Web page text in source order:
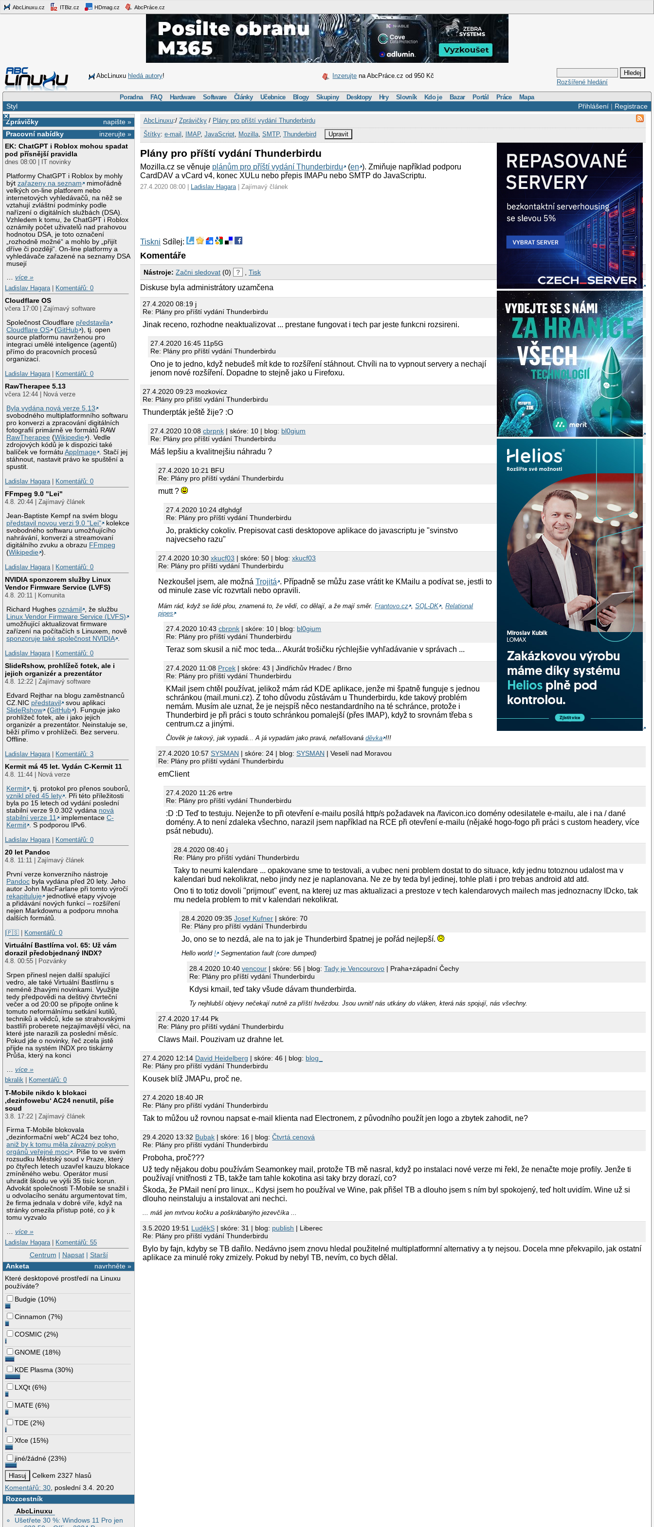
AbcLinuxu.cz ITBiz.cz HDmag.cz AbcPráce.cz
AbcLinuxu hledá autory! Inzerujte na AbcPráce.cz od 950 Kč
Rozšířené hledání
Poradna FAQ Hardware Software Články Učebnice Blogy Skupiny Desktopy Hry Slovník Kdo je Bazar Portál Práce Mapa
Přihlášení| Registrace
Styl
×
napište »
Zprávičky
inzerujte »
Pracovní nabídky
EK: ChatGPT i Roblox mohou spadat
pod přísnější pravidla
dnes 08:00 | IT novinky
Platformy ChatGPT i Roblox by mohly
býtzařazeny na seznam
mimořádně
velkých on-line platforem nebo
internetových vyhledávačů, na něž se
vztahují zvláštní podmínky podle
nařízení o digitálních službách (DSA).
Vzhledem k tomu, že ChatGPT i Roblox
oznámily počet uživatelů nad prahovou
hodnotou DSA, je toto označení
„rozhodně možné“ a mohlo by „přijít
dříve či později“. On-line platformy a
vyhledávače zařazené na seznamy DSA
musejí
…více »
Ladislav Hagara
Komentářů: 0
Cloudflare OS
včera 17:00 | Zajímavý software
Společnost Cloudflare představila
Cloudflare OS
(GitHub ), tj. open
source platformu navrženou pro
integraci umělé inteligence (agentů)
přímo do pracovních procesů
organizací.
Ladislav Hagara
Komentářů: 0
RawTherapee 5.13
včera 12:44 | Nová verze
Byla vydána nová verze 5.13
svobodného multiplatformního softwaru
pro konverzi a zpracování digitálních
fotografií primárně ve formátů RAW
RawTherapee (Wikipedie ). Vedle
zdrojových kódů je k dispozici také
balíček ve formátuAppImage . Stačí jej
stáhnout, nastavit právo ke spuštění a
spustit.
Ladislav Hagara
Komentářů: 0
FFmpeg 9.0 "Lei"
4.8. 20:44 | Zajímavý článek
Jean-Baptiste Kempf na svém blogu
představil novou verzi 9.0 "Lei"
kolekce
svobodného softwaru umožňujícího
nahrávání, konverzi a streamovaní
digitálního zvuku a obrazu FFmpeg
(Wikipedie ).
Ladislav Hagara
Komentářů: 0
NVIDIA sponzorem služby Linux
Vendor Firmware Service (LVFS)
4.8. 20:11 | Komunita
Richard Hughesoznámil
, že službu
Linux Vendor Firmware Service (LVFS)
umožňující aktualizovat firmware
zařízení na počítačích s Linuxem, nově
sponzoruje také společnost NVIDIA .
Ladislav Hagara | Komentářů: 0
SlideRshow, prohlížeč fotek, ale i
jejich organizér a prezentátor
4.8. 12:22 | Zajímavý software
Edvard Rejthar na blogu zaměstnanců
CZ.NIC představil
svou aplikaci
SlideRshow
(GitHub ). Funguje jako
prohlížeč fotek, ale i jako jejich
organizér a prezentátor. Neinstaluje se,
běží přímo v prohlížeči. Bez serveru.
Offline.
Ladislav Hagara | Komentářů: 3
Kermit má 45 let. Vydán C-Kermit 11
4.8. 11:44 | Nová verze
Kermit , tj. protokol pro přenos souborů,
vznikl před 45 lety . Při této příležitosti
byla po 15 letech od vydání poslední
stabilní verze 9.0.302 vydána nová
stabilní verze 11
implementaceC-
Kermit . S podporou IPv6.
Ladislav Hagara | Komentářů: 0
20 let Pandoc
4.8. 11:11 | Zajímavý článek
První verze konverzního nástroje
Pandoc byla vydána před 20 lety. Jeho
autor John MacFarlane při tomto výročí
rekapituluje
jednotlivé etapy vývoje
a přidávání nových funkcí – rozšíření
nejen Markdownu a podporu mnoha
dalších formátů.
|🇵🇸 | Komentářů: 0
Virtuální Bastlírna vol. 65: Už vám
dorazil předobjednaný INDX?
4.8. 00:55 | Pozvánky
Srpen přinesl nejen další spalující
vedro, ale také Virtuální Bastlírnu s
neméně žhavými novinkami. Využijte
tedy předpovědi na deštivý čtvrteční
večer a od 20:00 se připojte online k
tomuto neformálnímu setkání kutilů,
techniků a vědců, kde se strahovskými
bastlíři proberete nejzajímavější věci, na
které jste narazili za poslední měsíc.
Pokud jde o novinky, řeč zcela jistě
přijde na systém INDX pro tiskárny
Průša, který na konci
…více »
bkralik
Komentářů: 0
T-Mobile nikdo k blokaci
‚dezinfowebu‘ AC24 nenutil, píše
soud
3.8. 17:22 | Zajímavý článek
Firma T-Mobile blokovala
„dezinformační web“ AC24 bez toho,
aniž by k tomu měla závazný pokyn
orgánů veřejné moci . Píše to ve svém
rozsudku Městský soud v Praze, který
po čtyřech letech uzavřel kauzu blokace
zmíněného webu. Operátor musí
uhradit škodu ve výši 35 tisíc korun.
Advokát společnosti T-Mobile se snažil i
u odvolacího senátu argumentovat tím,
že firma jednala v dobré víře, když na
stránky omezila přístup poté, co ji k
tomu vyzvalo
…více »
Ladislav Hagara | Komentářů: 55
Centrum | Napsat| Starší
navrhněte »
Anketa
Které desktopové prostředí na Linuxu
používáte?
Budgie (10%)
Cinnamon (7%)
COSMIC (2%)
GNOME (18%)
KDE Plasma (30%)
LXQt (6%)
MATE (6%)
TDE (2%)
Xfce (15%)
jiné/žádné (23%)
Celkem 2327 hlasů
Komentářů: 30, poslední 3.4. 20:20
Rozcestník
AbcLinuxu
Ušetřete 30 %: Windows 11 Pro jen
AbcLinuxu:/ Zprávičky/ Plány pro příští vydání Thunderbirdu
Štítky: e-mail IMAP, JavaScript, Mozilla, SMTP, Thunderbird Upravit
Plány pro příští vydání Thunderbirdu
Mozilla.cz se věnuje plánům pro příští vydání Thunderbirdu (en ). Zmiňuje například podporu
CardDAV a vCard v4, konec XULu nebo přepis IMAPu nebo SMTP do JavaScriptu.
27.4.2020 08:00 | Ladislav Hagara| Zajímavý článek
Tiskni Sdílej:
Komentáře
Nástroje: Začni sledovat (0) ? Tisk
Diskuse byla administrátory uzamčena
27.4.2020 08:19 j
Re: Plány pro příští vydání Thunderbirdu
Jinak receno, rozhodne neaktualizovat ... prestane fungovat i tech par jeste funkcni rozsireni.
27.4.2020 16:45 11p5G
Re: Plány pro příští vydání Thunderbirdu
Ono je to jedno, když nebudeš mít kde to rozšíření stáhnout. Chvíli na to vypnout servery a nechají
jenom nové rozšíření. Dopadne to stejně jako u Firefoxu.
27.4.2020 09:23 mozkovicz
Re: Plány pro příští vydání Thunderbirdu
Thunderpták ještě žije? :O
27.4.2020 10:08cbrpnk | skóre: 10 | blog: bl0gium
Re: Plány pro příští vydání Thunderbirdu
Máš lepšiu a kvalitnejšiu náhradu ?
27.4.2020 10:21 BFU
Re: Plány pro příští vydání Thunderbirdu
mutt ?
27.4.2020 10:24 dfghdgf
Re: Plány pro příští vydání Thunderbirdu
Jo, prakticky cokoliv. Prepisovat casti desktopove aplikace do javascriptu je "svinstvo
najvecseho razu"
27.4.2020 10:30xkucf03 | skóre: 50 | blog:xkucf03
Re: Plány pro příští vydání Thunderbirdu
Nezkoušel jsem, ale možnáTrojitá . Případně se můžu zase vrátit ke KMailu a podívat se, jestli to
od minule zase víc rozvrtali nebo opravili.
Mám rád, když se lidé přou, znamená to, že vědí, co dělají, a že mají směr.Frantovo.cz ,SQL-DK ,Relational
pipes
27.4.2020 10:43cbrpnk | skóre: 10 | blog: bl0gium
Re: Plány pro příští vydání Thunderbirdu
Teraz som skusil a nič moc teda... Akurát trošičku rýchlejšie vyhľadávanie v správach ...
27.4.2020 11:08 Prcek | skóre: 43 | Jindřichův Hradec / Brno
Re: Plány pro příští vydání Thunderbirdu
KMail jsem chtěl používat, jelikož mám rád KDE aplikace, jenže mi špatně funguje s jednou
schránkou (mail.muni.cz). Z toho důvodu zůstávám u Thunderbirdu, kde takový problém
nemám. Musím ale uznat, že je nejspíš něco nestandardního na té schránce, protože i
Thunderbird je při práci s touto schránkou pomalejší (přes IMAP), když to srovnám třeba s
centrum.cz a jinými.
Člověk je takový, jak vypadá... A já vypadám jako pravá, nefalšovanáděvka !!!
27.4.2020 10:57SYSMAN | skóre: 24 | blog:SYSMAN | Veselí nad Moravou
Re: Plány pro příští vydání Thunderbirdu
emClient
27.4.2020 11:26 ertre
Re: Plány pro příští vydání Thunderbirdu
:D :D Teď to testuju. Nejenže to při otevření e-mailu posílá http/s požadavek na /favicon.ico domény odesilatele e-mailu, ale i na / dané
domény. A to není zdaleka všechno, narazil jsem například na RCE při otevření e-mailu (nějaké hogo-fogo při práci s custom headery, více
psát nebudu).
28.4.2020 08:40 j
Re: Plány pro příští vydání Thunderbirdu
Taky to neumi kalendare ... opakovane sme to testovali, a vubec neni problem dostat to do situace, kdy jednu totoznou udalost ma v
kalendari bud nekolikrat, nebo jindy nez je naplanovana. Ne ze by teda byl jedinej, tohle plati i pro trebas android atd atd.
Ono ti to totiz dovoli "prijmout" event, na kterej uz mas aktualizaci a prestoze v tech kalendarovych mailech mas jednoznacny IDcko, tak
mu nedela problem to mit v kalendari nekolikrat.
28.4.2020 09:35Josef Kufner | skóre: 70
Re: Plány pro příští vydání Thunderbirdu
Jo, ono se to nezdá, ale na to jak je Thunderbird špatnej je pořád nejlepší.
Hello world ! Segmentation fault (core dumped)
28.4.2020 10:40vencour | skóre: 56 | blog:Tady je Vencourovo | Praha+západní Čechy
Re: Plány pro příští vydání Thunderbirdu
Kdysi kmail, teď taky všude dávam thunderbirda.
Ty nejhlubší objevy nečekají nutně za příští hvězdou. Jsou uvnitř nás utkány do vláken, která nás spojují, nás všechny.
27.4.2020 17:44 Pk
Re: Plány pro příští vydání Thunderbirdu
Claws Mail. Pouzivam uz drahne let.
27.4.2020 12:14 David Heidelberg | skóre: 46 | blog: blog_
Re: Plány pro příští vydání Thunderbirdu
Kousek blíž JMAPu, proč ne.
27.4.2020 18:40 JR
Re: Plány pro příští vydání Thunderbirdu
Tak to můžou už rovnou napsat e-mail klienta nad Electronem, z původního použít jen logo a zbytek zahodit, ne?
29.4.2020 13:32 Bubak | skóre: 16 | blog:Čtvrtá cenová
Re: Plány pro příští vydání Thunderbirdu
Proboha, proč???
Už tedy nějakou dobu používám Seamonkey mail, protože TB mě nasral, když po instalaci nové verze mi řekl, že nenačte moje profily. Jenže ti
používají vnitřnosti z TB, takže tam tahle kokotina asi taky brzy dorazí, co?
Škoda, že PMail není pro linux... Kdysi jsem ho používal ve Wine, pak přišel TB a dlouho jsem s ním byl spokojený, teď holt uvidím. Wine už si
dlouho neinstaluju a instalovat ani nechci.
... máš jen mrtvou kočku a poškrábanýho jezevčíka ...
3.5.2020 19:51 LuděkS | skóre: 31 | blog: publish | Liberec
Re: Plány pro příští vydání Thunderbirdu
Bylo by fajn, kdyby se TB dařilo. Nedávno jsem znovu hledal použitelné multiplatformní alternativy a ty nejsou. Docela mne překvapilo, jak ostatní
aplikace za minulé roky zmizely. Pokud by nebyl TB, nevím, co bych dělal.